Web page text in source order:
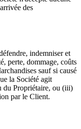
des
indemniser et
perte, dommage, coûts
sauf si causé
la Société agit
du Propriétaire, ou (iii)
par le Client.